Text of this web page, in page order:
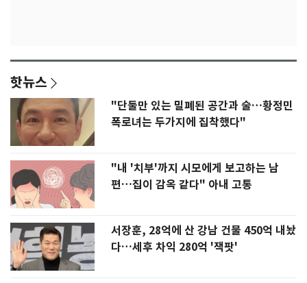
핫뉴스
"단둘만 있는 밀폐된 공간과 술…황정민
폭로녀는 두가지에 집착했다"
"내 '치부'까지 시모에게 보고하는 남
편…집이 감옥 같다" 아내 고통
서장훈, 28억에 산 강남 건물 450억 내놨
다…세후 차익 280억 '잭팟'